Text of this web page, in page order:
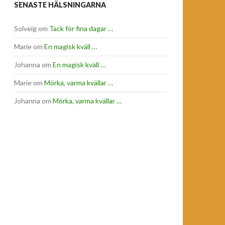
SENASTE HÄLSNINGARNA
Solveigom Tack för fina dagar …
Marieom En magisk kväll …
Johanna om En magisk kväll …
Marieom Mörka, varma kvällar …
Johanna om Mörka, varma kvällar …